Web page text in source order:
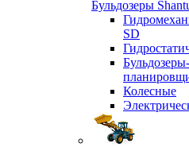
Бульдозеры
SD
Бульдозеры-
Колесные